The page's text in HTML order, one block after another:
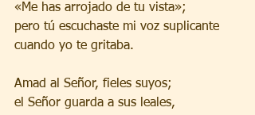
«Me has arrojado de tu vista»;
pero tú escuchaste mi voz suplicante
cuando yo te gritaba.
Amad al Señor, fieles suyos;
el Señor guarda a sus leales,